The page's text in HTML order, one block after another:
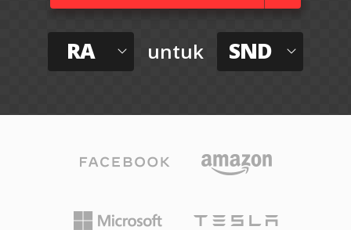
RA untuk SND